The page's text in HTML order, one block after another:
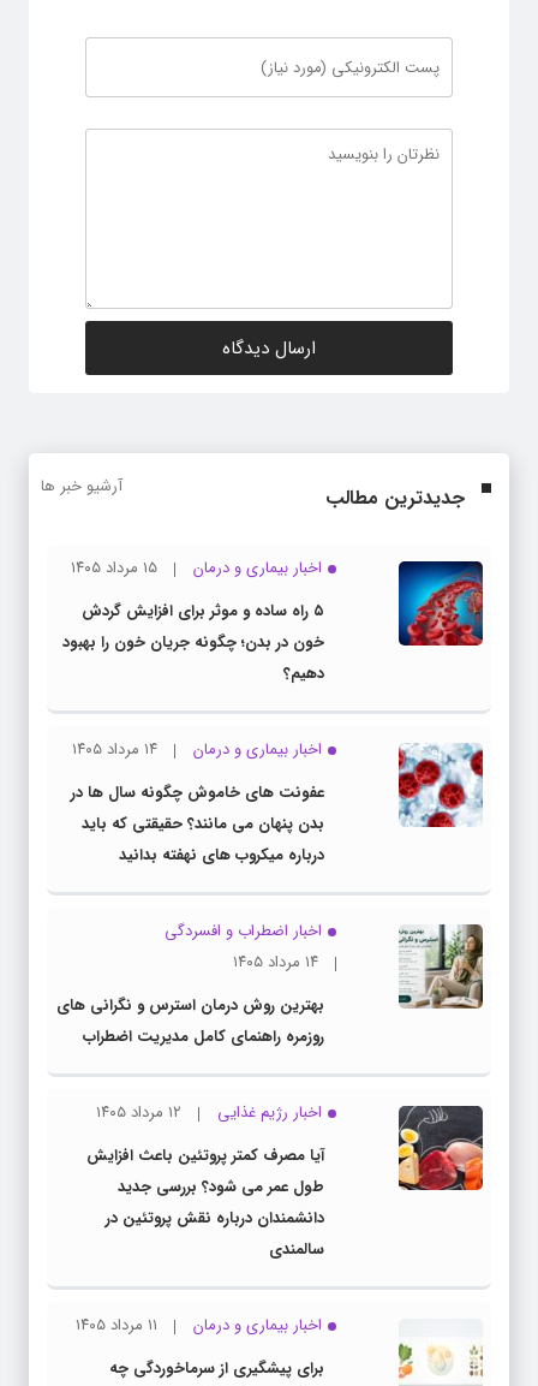
جدیدترین مطالب آرشیو خبر ها
اخبار بیماری و درمان
۱۵ مرداد ۱۴۰۵
۵ راه ساده و موثر برای افزایش گردش
خون در بدن؛ چگونه جریان خون را بهبود
دهیم؟
اخبار بیماری و درمان
۱۴ مرداد ۱۴۰۵
عفونت های خاموش چگونه سال ها در
بدن پنهان می مانند؟ حقیقتی که باید
درباره میکروب های نهفته بدانید
اخبار اضطراب و افسردگی
۱۴ مرداد ۱۴۰۵
بهترین روش درمان استرس و نگرانی های
روزمره راهنمای کامل مدیریت اضطراب
اخبار رژیم غذایی
۱۲ مرداد ۱۴۰۵
آیا مصرف کمتر پروتئین باعث افزایش
طول عمر می شود؟ بررسی جدید
دانشمندان درباره نقش پروتئین در
سالمندی
اخبار بیماری و درمان
۱۱ مرداد ۱۴۰۵
برای پیشگیری از سرماخوردگی چه